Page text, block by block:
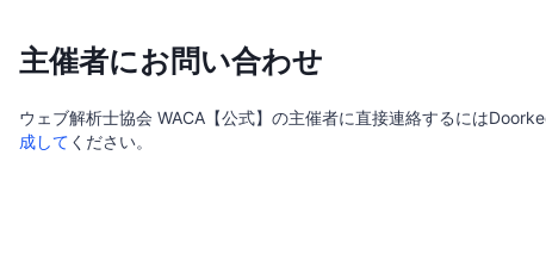
主催者にお問い合わせ
ウェブ解析士協会 WACA【公式】の主催者に直接連絡するには
成して ください。